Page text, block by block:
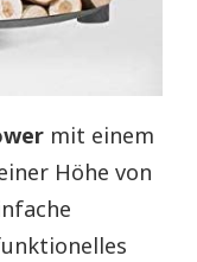
mit einem
Höhe von